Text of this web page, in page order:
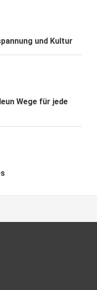
und Kultur
Wege für jede